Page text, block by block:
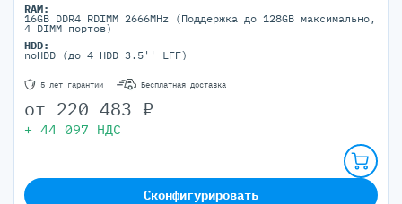
RAM:
16GB DDR4 RDIMM 2666MHz (Поддержка до 128GB максимально,
4 DIMM портов)
HDD:
noHDD (до 4 HDD 3.5'' LFF)
5 лет гарантии Бесплатная доставка
от 220 483 ₽
+ 44 097 НДС
Сконфигурировать